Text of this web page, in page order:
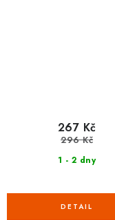
1 - 2 dny
267 Kč
296 Kč